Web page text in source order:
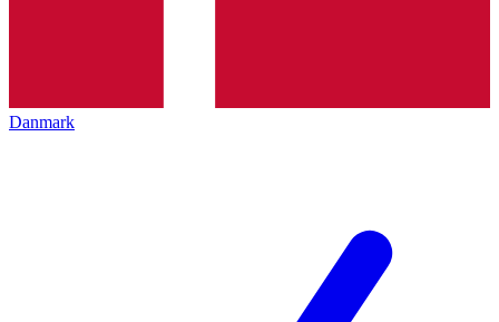
Danmark